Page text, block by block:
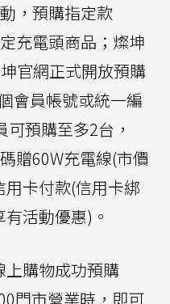
，預購指定款
充電頭商品；燦坤
官網正式開放預購
會員帳號或統一編
預購至多2台，
贈60W充電線(市價
卡付款(信用卡綁
活動優惠)。
上購物成功預購
門市營業時，即可